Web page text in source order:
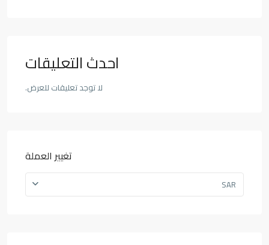
احدث التعليقات
لا توجد تعليقات للعرض.
تغيير العملة
SAR